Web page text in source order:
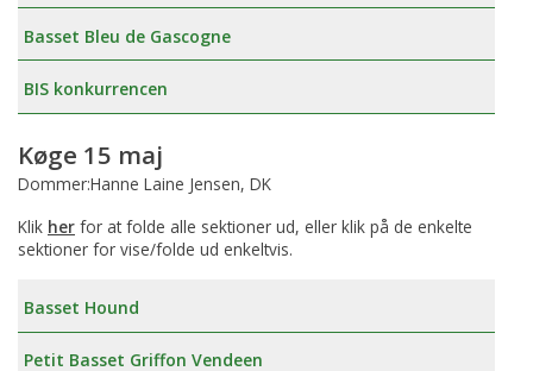
Basset Bleu de Gascogne
BIS konkurrencen
Køge 15 maj
Dommer:Hanne Laine Jensen, DK
Klik her for at folde alle sektioner ud, eller klik på de enkelte
sektioner for vise/folde ud enkeltvis.
Basset Hound
Petit Basset Griffon Vendeen